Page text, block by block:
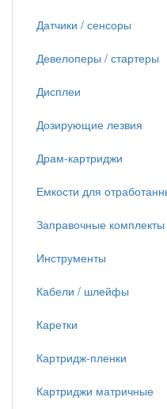
Датчики / сенсоры
Девелоперы / стартеры
Дисплеи
Дозирующие лезвия
Драм-картриджи
Емкости для
Заправочные комплекты
Инструменты
Кабели / шлейфы
Каретки
Картридж-пленки
Картриджи матричные